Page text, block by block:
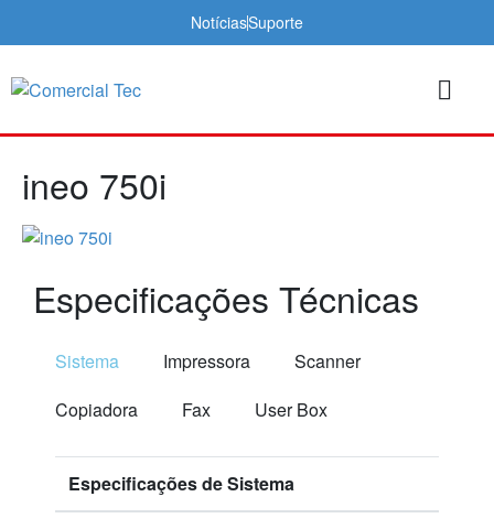
NotíciasSuporte
ineo 750i
Especificações Técnicas
Sistema Impressora
Scanner
Copiadora
Fax User Box
Especificações de Sistema